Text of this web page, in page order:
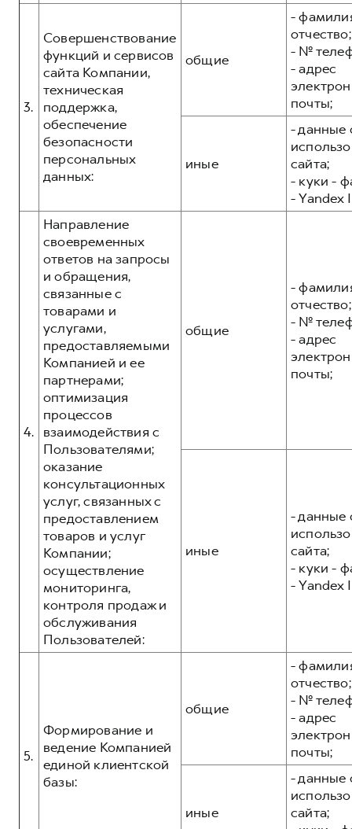
3.
Совершенствование
функций и сервисов
сайта Компании,
техническая
поддержка,
обеспечение
безопасности
персональных
данных:
общие
-
отчество;
- №
- адрес
почты;
иные
- данные
сайта;
- куки -
- Yandex
4.
Направление
своевременных
ответов на запросы
и обращения,
связанные с
товарами и
услугами,
предоставляемыми
Компанией и ее
партнерами;
оптимизация
процессов
взаимодействия с
Пользователями;
оказание
консультационных
услуг, связанных с
предоставлением
товаров и услуг
Компании;
осуществление
мониторинга,
контроля продаж и
обслуживания
Пользователей:
общие
-
отчество;
- №
- адрес
почты;
иные
- данные
сайта;
- куки -
- Yandex
5.
Формирование и
ведение Компанией
единой клиентской
базы:
общие
-
отчество;
- №
- адрес
почты;
иные
- данные
сайта;